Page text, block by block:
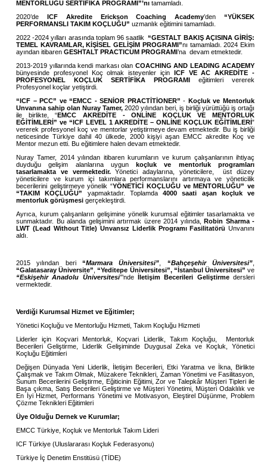
MENTORLUĞU SERTİFİKA PROGRAMI”’nı tamamladı.
2020’de
ICF Akredite Erickson Coaching Academy’den“YÜKSEK
PERFORMANSLI TAKIM KOÇLUĞU” uzmanlık eğitimini tamamladı.
2022 -2024 yılları arasında toplam 96 saatlik“GESTALT BAKIŞ AÇISINA GİRİŞ:
TEMEL KAVRAMLAR, KİŞİSEL GELİŞİM PROGRAMI”nı tamamladı. 2024 Ekim
ayından itibaren GESHTALT PRACTICUM PROGRAMI ’na devam etmektedir.
2013-2019 yıllarında kendi markası olan COACHING AND LEADING ACADEMY
bünyesinde profesyonel Koç olmak isteyenler için
ICF VE AC AKREDİTE -
PROFESYONEL KOÇLUK SERTİFİKA PROGRAMI eğitimleri vererek
Profesyonel koçlar yetiştirdi.
“ICF – PCC” ve “EMCC - SENİOR PRACTİTİONER” - Koçluk ve Mentorluk
Unvanına sahip olan Nuray Tamer, 2020 yılından beri, iş birliği yürüttüğü iş ortağı
ile birlikte, “EMCC AKREDİTE - ONLİNE KOÇLUK VE MENTORLUK
EĞİTİMLERİ” ve “ICF LEVEL 1 AKREDİTE – ONLİNE KOÇLUK EĞİTİMLERİ ”
vererek profesyonel koç ve mentorlar yetiştirmeye devam etmektedir. Bu iş birliği
neticesinde Türkiye dahil 40 ülkede, 2000 kişiyi aşan EMCC akredite Koç ve
Mentor mezun etti. Bu eğitimlere halen devam etmektedir.
Nuray Tamer, 2014 yılından itibaren kurumların ve kurum çalışanlarının ihtiyaç
duyduğu gelişim alanlarına uygun
koçluk ve mentorluk programları
tasarlamakta ve vermektedir.Yönetici adaylarına, yöneticilere, üst düzey
yöneticilere ve kurum içi takımlara performanslarını artırmaya ve yöneticilik
becerilerini geliştirmeye yönelik “YÖNETİCİ KOÇLUĞU ve MENTORLUĞU” ve
“TAKIM KOÇLUĞU”
yapmaktadır. Toplamda 4000 saati aşan koçluk ve
mentorluk görüşmesi gerçekleştirdi.
Ayrıca, kurum çalışanların gelişimine yönelik kurumsal eğitimler tasarlamakta ve
sunmaktadır. Bu alanda gelişimini artırmak üzere 2014 yılında,
Robin Sharma -
LWT (Lead Without Title) Unvansız Liderlik Programı Fasilitatörü Unvanını
aldı.
2015 yılından beri “Marmara Üniversitesi” “Bahçeşehir Üniversitesi”
“Galatasaray Üniversite” ,“Yeditepe Üniversitesi”, “İstanbul Üniversitesi” ve
“Eskişehir Anadolu Üniversitesi”’nde İletişim Becerileri Geliştirmedersleri
vermektedir.
Verdiği Kurumsal Hizmet ve Eğitimler;
Yönetici Koçluğu ve Mentorluğu Hizmeti, Takım Koçluğu Hizmeti
Liderler için Koçvari Mentorluk, Koçvari Liderlik, Takım Koçluğu, Mentorluk
Becerileri Geliştirme, Liderlik Gelişiminde Duygusal Zeka ve Koçluk, Yönetici
Koçluğu Eğitimleri
Değişen Dünyada Yeni Liderlik, İletişim Becerileri, Etki Yaratma ve İkna, Birlikte
Çalışmak ve Takım Olmak, Müzakere Teknikleri, Zaman Yönetimi ve Fasilitasyon,
Sunum Becerilerini Geliştirme, Eğiticinin Eğitimi, Zor ve Talepkâr Müşteri Tipleri ile
Başa çıkma, Satış Becerileri Geliştirme ve Müşteri Yönetimi, Müşteri Odaklılık ve
En İyi Hizmet, Performans Yönetimi ve Motivasyon, Eleştirel Düşünme, Problem
Çözme Teknikleri Eğitimleri
Üye Olduğu Dernek ve Kurumlar;
EMCC Türkiye, Koçluk ve Mentorluk Takım Lideri
ICF Türkiye (Uluslararası Koçluk Federasyonu)
Türkiye İç Denetim Enstitüsü (TİDE)